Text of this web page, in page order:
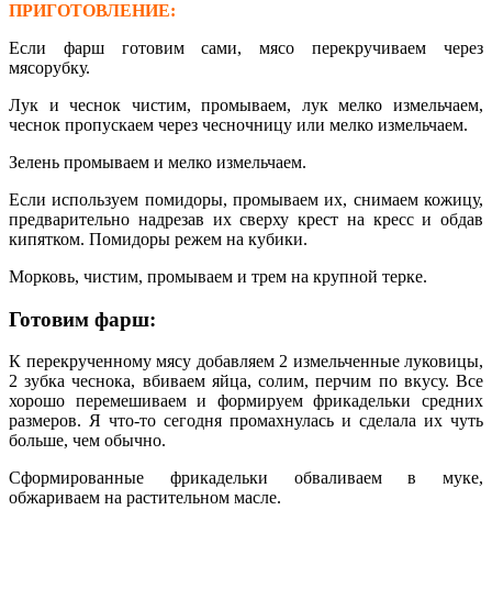
ПРИГОТОВЛЕНИЕ:
Если фарш готовим сами, мясо перекручиваем через
мясорубку.
Лук и чеснок чистим, промываем, лук мелко измельчаем,
чеснок пропускаем через чесночницу или мелко измельчаем.
Зелень промываем и мелко измельчаем.
Если используем помидоры, промываем их, снимаем кожицу,
предварительно надрезав их сверху крест на кресс и обдав
кипятком. Помидоры режем на кубики.
Морковь, чистим, промываем и трем на крупной терке.
Готовим фарш:
К перекрученному мясу добавляем 2 измельченные луковицы,
2 зубка чеснока, вбиваем яйца, солим, перчим по вкусу. Все
хорошо перемешиваем и формируем фрикадельки средних
размеров. Я что-то сегодня промахнулась и сделала их чуть
больше, чем обычно.
Сформированные фрикадельки обваливаем в муке,
обжариваем на растительном масле.